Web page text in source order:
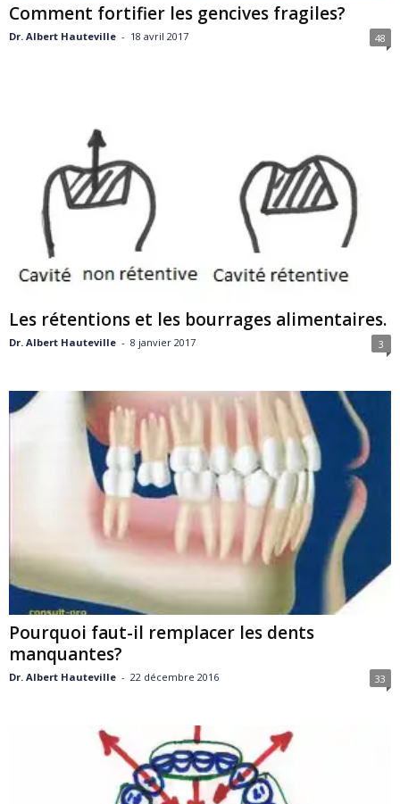
Comment fortifier les gencives fragiles?
Dr. Albert Hauteville - 18 avril 2017 48
Les rétentions et les bourrages alimentaires.
Dr. Albert Hauteville - 8 janvier 2017 3
Pourquoi faut-il remplacer les dents
manquantes?
Dr. Albert Hauteville - 22 décembre 2016 33